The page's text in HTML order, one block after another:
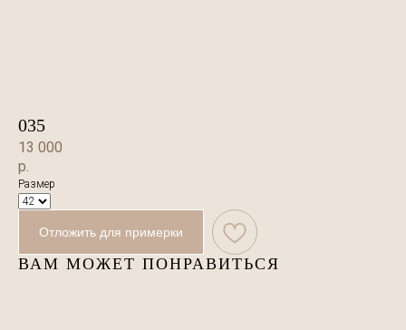
035
13 000
р.
Размер
Отложить для примерки
ВАМ МОЖЕТ ПОНРАВИТЬСЯ